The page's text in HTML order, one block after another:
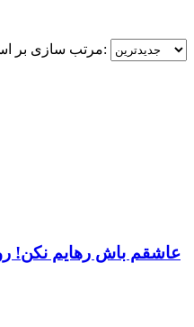
مرتب سازی بر اساس:
عاشقم باش رهایم نکن!